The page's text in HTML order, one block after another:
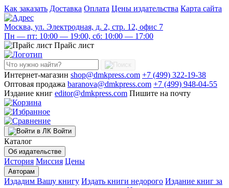
Как заказать Доставка Оплата Цены издательства Карта сайта
Москва, ул. Электродная, д. 2, стр. 12, офис 7
Пн — пт: 10:00 — 19:00, сб: 10:00 — 17:00
Прайс лист
Интернет-магазин shop@dmkpress.com +7 (499) 322-19-38
Оптовая продажа baranova@dmkpress.com +7 (499) 948-04-55
Издание книг editor@dmkpress.com Пишите на почту
Войти
Каталог
Об издательстве
История Миссия Цены
Авторам
Издадим Вашу книгу Издать книги недорого Издание книг за